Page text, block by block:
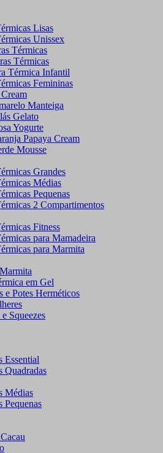
Lisas
Unissex
Térmicas
Térmicas
Térmica Infantil
Femininas
Manteiga
Gelato
Yogurte
Papaya Cream
Mousse
Grandes
Médias
Pequenas
2 Compartimentos
Fitness
para Mamadeira
para Marmita
em Gel
e Potes Herméticos
Squeezes
Essential
Quadradas
Médias
Pequenas